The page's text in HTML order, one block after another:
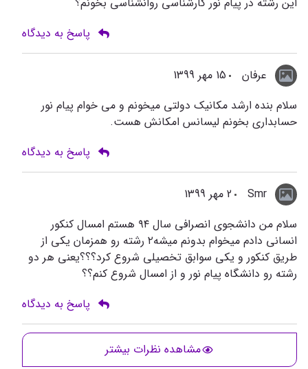
پاسخ به دیدگاه
عرفان
15 مهر 1399
سلام بنده ارشد مکانیک دولتی میخونم و می خوام پیام نور
حسابداری بخونم لیسانس امکانش هست.
پاسخ به دیدگاه
Smr
2 مهر 1399
سلام من دانشجوی انصرافی سال ۹۴ هستم امسال کنکور
انسانی دادم میخوام بدونم میشه۲ رشته رو همزمان یکی از
طریق کنکور و یکی سوابق تخصیلی شروع کرد؟؟؟یعنی هر دو
رشته رو دانشگاه پیام نور و از امسال شروع کنم؟؟
پاسخ به دیدگاه
مشاهده نظرات بیشتر